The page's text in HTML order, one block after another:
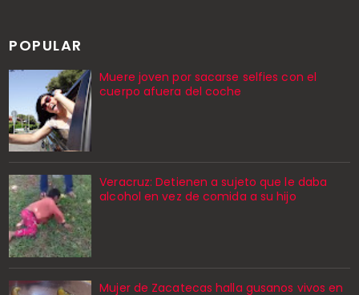
POPULAR
Muere joven por sacarse selfies con el
cuerpo afuera del coche
Veracruz: Detienen a sujeto que le daba
alcohol en vez de comida a su hijo
Mujer de Zacatecas halla gusanos vivos en